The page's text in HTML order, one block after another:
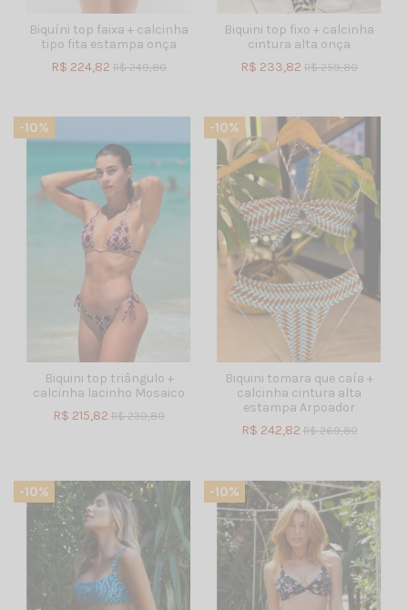
Biquíni top faixa + calcinha
tipo fita estampa onça
R$ 224,82 R$ 249,80
Biquini top fixo + calcinha
cintura alta onça
R$ 233,82 R$ 259,80
-10%
Biquini top triângulo +
calcinha lacinho Mosaico
R$ 215,82 R$ 239,80
-10%
Biquini tomara que caía +
calcinha cintura alta
estampa Arpoador
R$ 242,82 R$ 269,80
-10% -10%